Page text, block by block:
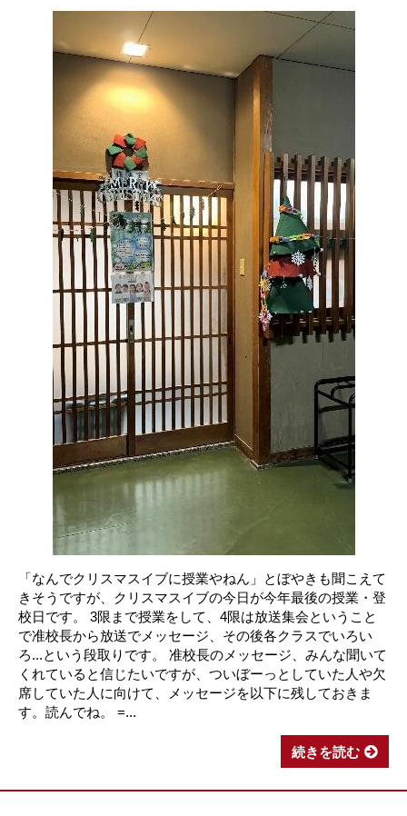
「なんでクリスマスイブに授業やねん」とぼやきも聞こえて
きそうですが、クリスマスイブの今日が今年最後の授業・登
校日です。 3限まで授業をして、4限は放送集会ということ
で准校長から放送でメッセージ、その後各クラスでいろい
ろ...という段取りです。 准校長のメッセージ、みんな聞いて
くれていると信じたいですが、ついぼーっとしていた人や欠
席していた人に向けて、メッセージを以下に残しておきま
す。読んでね。 =...
続きを読む